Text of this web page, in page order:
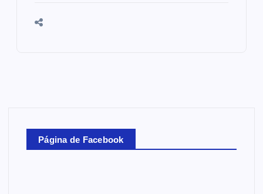
Página de Facebook